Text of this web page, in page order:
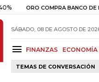
ORO COMPRA BANCO DE LA
SÁBADO, 08 DE AGOSTO DE
FINANZAS ECONOMÍA
TEMAS DE CONVERSACIÓN